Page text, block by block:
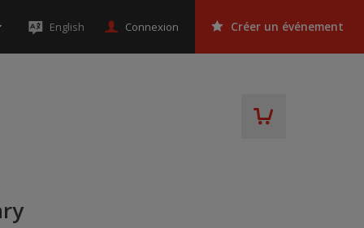
English Connexion Créer un événement